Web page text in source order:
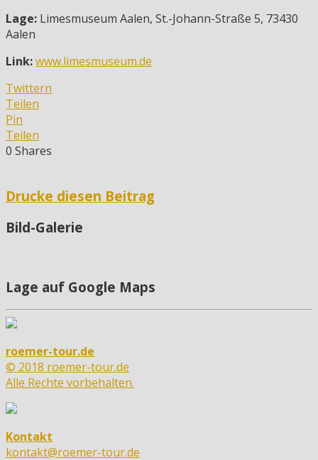
Lage: Limesmuseum Aalen, St.-Johann-Straße 5, 73430
Aalen
Link:www.limesmuseum.de
Twittern
Teilen
Pin
Teilen
0 Shares
Drucke diesen Beitrag
Bild-Galerie
Lage auf Google Maps
roemer-tour.de
© 2018 roemer-tour.de
Alle Rechte vorbehalten.
Kontakt
kontakt@roemer-tour.de